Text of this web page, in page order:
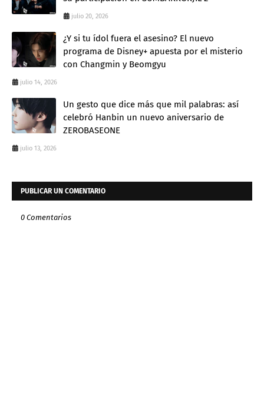
julio 20, 2026
¿Y si tu ídol fuera el asesino? El nuevo
programa de Disney+ apuesta por el misterio
con Changmin y Beomgyu
julio 14, 2026
Un gesto que dice más que mil palabras: así
celebró Hanbin un nuevo aniversario de
ZEROBASEONE
julio 13, 2026
PUBLICAR UN COMENTARIO
0 Comentarios